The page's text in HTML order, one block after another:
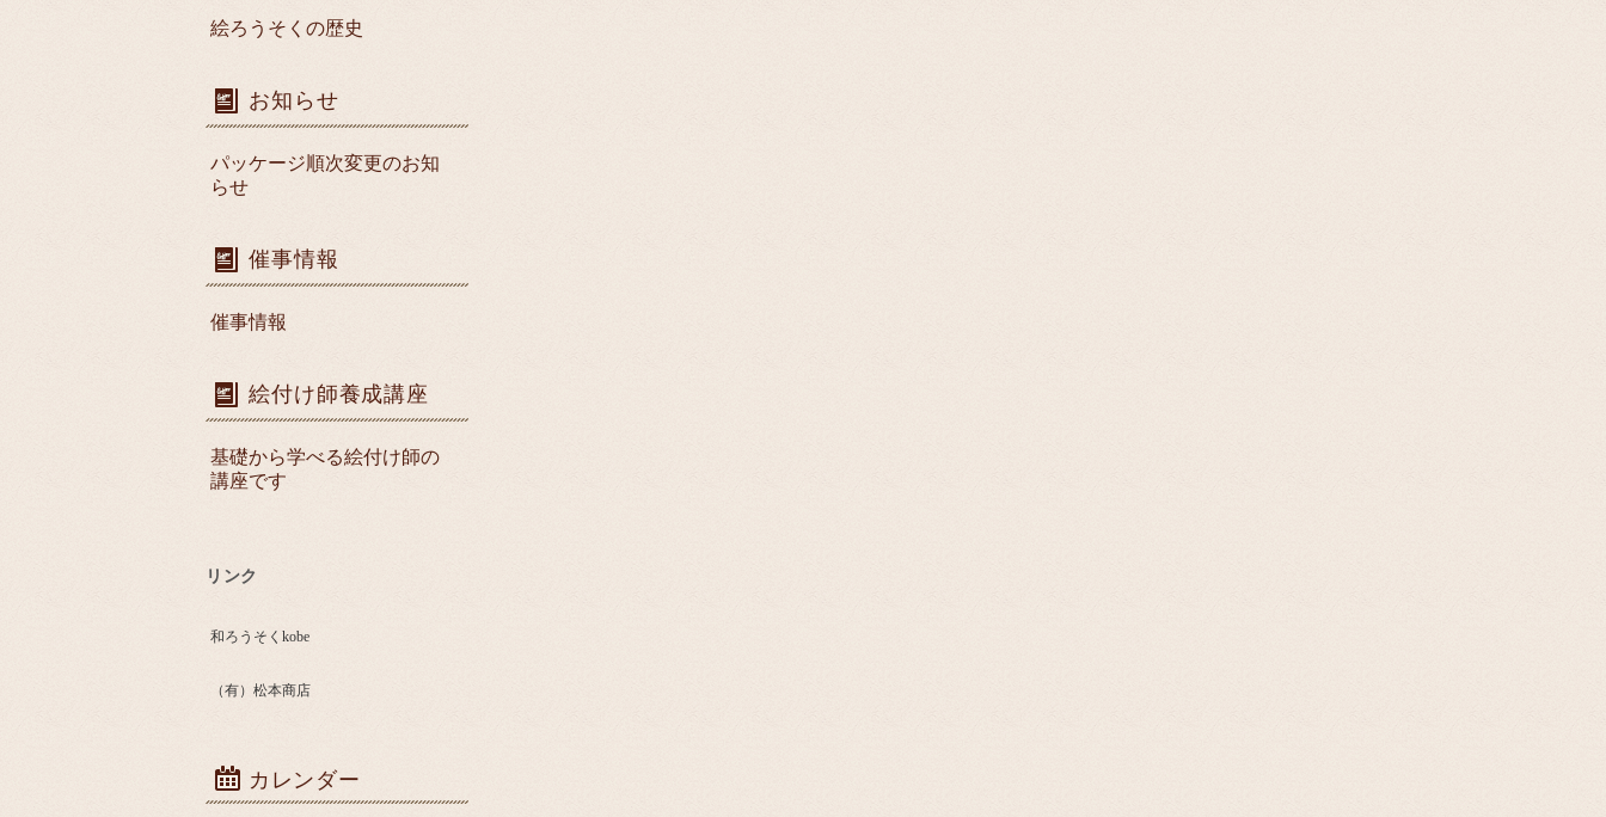
絵ろうそくの歴史
お知らせ
パッケージ順次変更のお知
らせ
催事情報
催事情報
絵付け師養成講座
基礎から学べる絵付け師の
講座です
リンク
和ろうそくkobe
（有）松本商店